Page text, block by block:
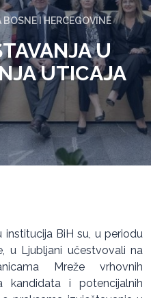
I HERCEGOVINE
U
UTICAJA
institucija BiH su, u periodu
u Ljubljani učestvovali na
Mreže vrhovnih
kandidata i potencijalnih